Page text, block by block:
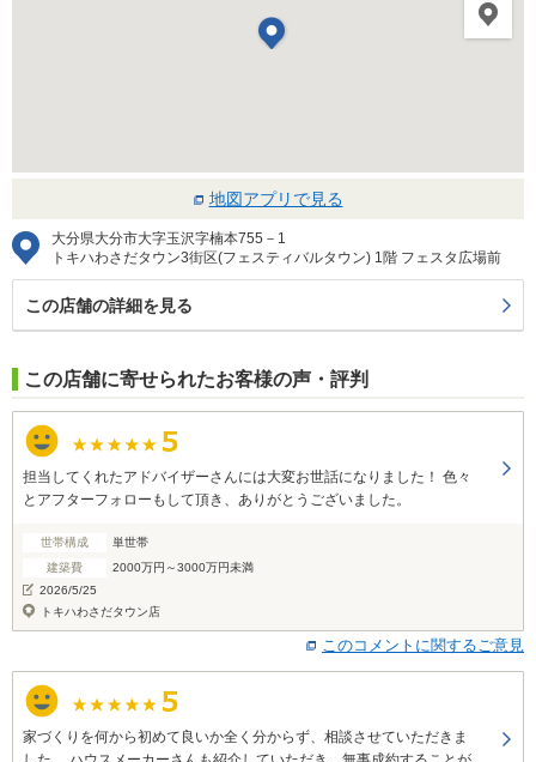
地図アプリで見る
大分県大分市大字玉沢字楠本755－1
トキハわさだタウン3街区(フェスティバルタウン) 1階 フェスタ広場前
この店舗の詳細を見る
この店舗に寄せられたお客様の声・評判
担当してくれたアドバイザーさんには大変お世話になりました！ 色々
とアフターフォローもして頂き、ありがとうございました。
世帯構成
単世帯
建築費
2000万円～3000万円未満
2026/5/25
トキハわさだタウン店
このコメントに関するご意見
家づくりを何から初めて良いか全く分からず、相談させていただきま